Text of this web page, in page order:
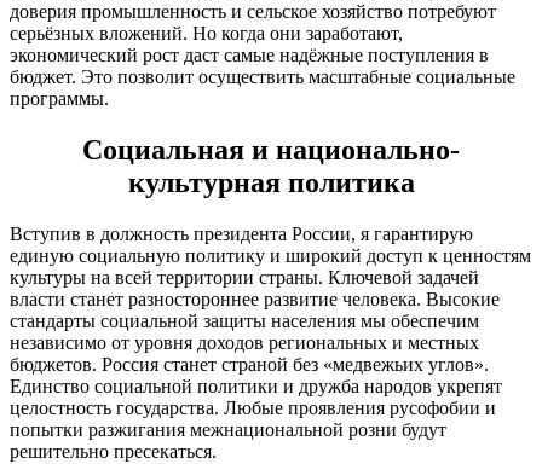
доверия промышленность и сельское хозяйство потребуют
серьёзных вложений. Но когда они заработают,
экономический рост даст самые надёжные поступления в
бюджет. Это позволит осуществить масштабные социальные
программы.
Социальная и национально-
культурная политика
Вступив в должность президента России, я гарантирую
единую социальную политику и широкий доступ к ценностям
культуры на всей территории страны. Ключевой задачей
власти станет разностороннее развитие человека. Высокие
стандарты социальной защиты населения мы обеспечим
независимо от уровня доходов региональных и местных
бюджетов. Россия станет страной без «медвежьих углов».
Единство социальной политики и дружба народов укрепят
целостность государства. Любые проявления русофобии и
попытки разжигания межнациональной розни будут
решительно пресекаться.